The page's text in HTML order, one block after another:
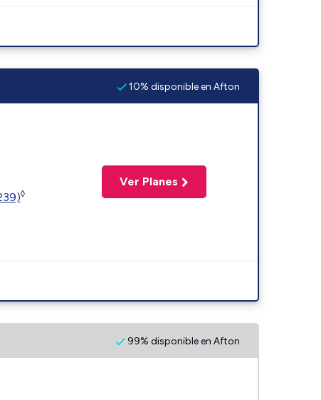
10% disponible en Afton
◊
Ver Planes
99% disponible en Afton